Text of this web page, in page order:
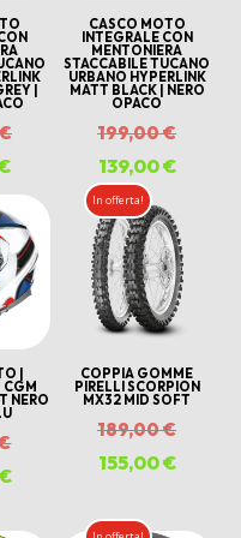
|
Il
prezzo
originale
era:
199,00 €.
Il
prezzo
attuale
è:
139,00 €.
CASCO MOTO
INTEGRALE CON
MENTONIERA
STACCABILE TUCANO
URBANO HYPERLINK
MATT BLACK | NERO
OPACO
199,00€Il
prezzo
era:
199,00
139,00€Il
attuale
è:
139,00
|
CGM
NERO
Il
prezzo
€Il
In offerta!
COPPIA GOMME
PIRELLI SCORPION
MX32 MID SOFT
189,00€Il
prezzo
era:
155,00€Il
attuale